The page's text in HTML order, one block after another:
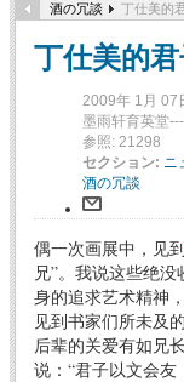
酒の冗談 丁仕美的
丁仕美的
2009年 1月 07
墨雨轩育英堂
参照: 21298
セクション: ニ
酒の冗談
偶一次画展中，见到
兄”。我说这些绝
身的追求艺术精神
见到书家们所未及
后辈的关爱有如兄
说：“君子以文会友